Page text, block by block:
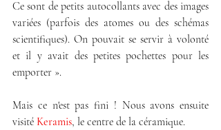
Ce sont de petits autocollants avec des images
variées (parfois des atomes ou des schémas
scientifiques). On pouvait se servir à volonté
et il y avait des petites pochettes pour les
emporter ».
Mais ce n'est pas fini ! Nous avons ensuite
visité Keramis, le centre de la céramique.